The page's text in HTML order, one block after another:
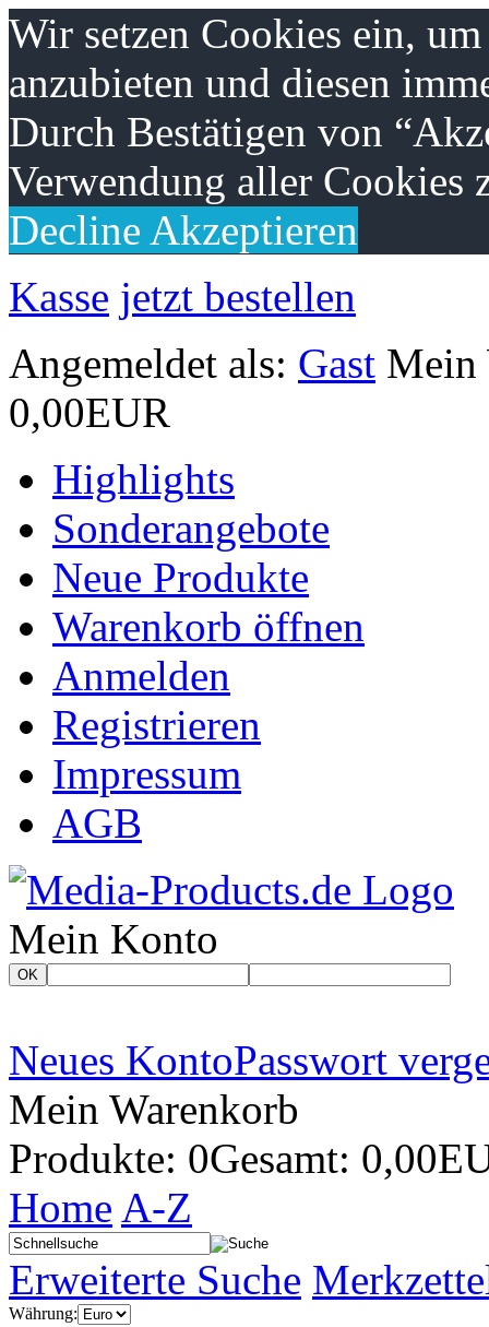
Wir setzen Cookies ein,
anzubieten und diesen
Durch Bestätigen von
Verwendung aller Cookies
Decline Akzeptieren
Kasse jetzt bestellen
Angemeldet als: Gast Mein
0,00EUR
Highlights
Sonderangebote
Neue Produkte
Warenkorb öffnen
Anmelden
Registrieren
Impressum
AGB
Mein Konto
OK
Neues KontoPasswort
Mein Warenkorb
Produkte: 0Gesamt:
Home A-Z
Erweiterte Suche
Währung: